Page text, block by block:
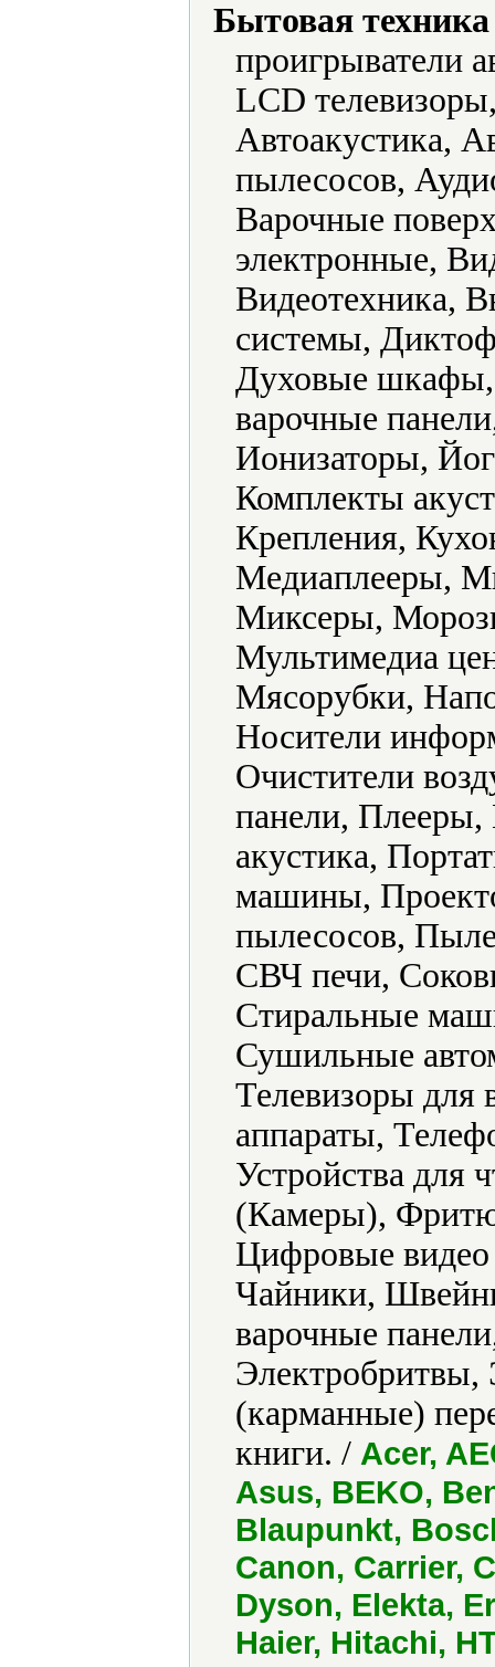
Бытовая
проигрыватели
LCD
Автоакустика,
пылесосов,
Варочные
электронные,
Видеотехника,
системы,
Духовые шкафы,
варочные
Ионизаторы,
Комплекты
Крепления,
Медиаплееры,
Миксеры,
Мультимедиа
Мясорубки,
Носители
Очистители
панели,
акустика,
машины,
пылесосов,
СВЧ печи,
Стиральные
Сушильные
Телевизоры для
аппараты,
Устройства для
(Камеры),
Цифровые
Чайники,
варочные
Электробритвы,
(карманные)
книги. / Acer,
Asus, BEKO,
Blaupunkt,
Canon, Carrier,
Dyson, Elekta,
Haier, Hitachi,